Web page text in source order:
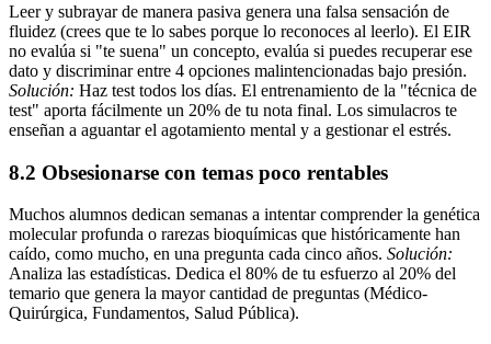
Leer y subrayar de manera pasiva genera una falsa sensación de
fluidez (crees que te lo sabes porque lo reconoces al leerlo). El EIR
no evalúa si "te suena" un concepto, evalúa si puedes recuperar ese
dato y discriminar entre 4 opciones malintencionadas bajo presión.
Solución: Haz test todos los días. El entrenamiento de la "técnica de
test" aporta fácilmente un 20% de tu nota final. Los simulacros te
enseñan a aguantar el agotamiento mental y a gestionar el estrés.
8.2 Obsesionarse con temas poco rentables
Muchos alumnos dedican semanas a intentar comprender la genética
molecular profunda o rarezas bioquímicas que históricamente han
caído, como mucho, en una pregunta cada cinco años. Solución:
Analiza las estadísticas. Dedica el 80% de tu esfuerzo al 20% del
temario que genera la mayor cantidad de preguntas (Médico-
Quirúrgica, Fundamentos, Salud Pública).